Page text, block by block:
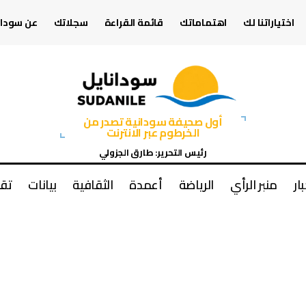
اختياراتنا لك اهتماماتك قائمة القراءة سجلاتك عن
أول صحيفة سودانية تصدر من
الخرطوم عبر الانترنت
رئيس التحرير: طارق الجزولي
منبر الرأي الرياضة أعمدة الثقافية بيانات